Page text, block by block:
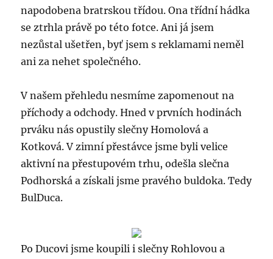
napodobena bratrskou třídou. Ona třídní hádka
se ztrhla právě po této fotce. Ani já jsem
nezůstal ušetřen, byť jsem s reklamami neměl
ani za nehet společného.
V našem přehledu nesmíme zapomenout na
příchody a odchody. Hned v prvních hodinách
prváku nás opustily slečny Homolová a
Kotková. V zimní přestávce jsme byli velice
aktivní na přestupovém trhu, odešla slečna
Podhorská a získali jsme pravého buldoka. Tedy
BulDuca.
Po Ducovi jsme koupili i slečny Rohlovou a